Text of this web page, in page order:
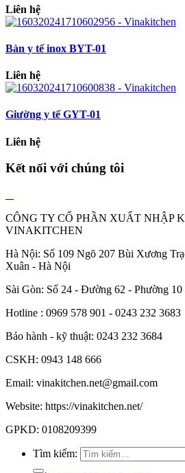
Liên hệ
Bàn y tế inox BYT-01
Liên hệ
Giường y tế GYT-01
Liên hệ
Kết nối với chúng tôi
CÔNG TY CỔ PHẦN XUẤT NHẬP
VINAKITCHEN
Hà Nội: Số 109 Ngõ 207 Bùi Xương
Xuân - Hà Nội
Sài Gòn: Số 24 - Đường 62 - Phường
Hotline : 0969 578 901 - 0243 232 3683
Bảo hành - kỹ thuật: 0243 232 3684
CSKH: 0943 148 666
Email: vinakitchen.net@gmail.com
Website: https://vinakitchen.net/
GPKD: 0108209399
Tìm kiếm: